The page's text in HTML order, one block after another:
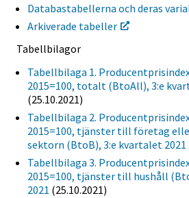
Databastabellerna och deras
Arkiverade tabeller
Tabellbilagor
Tabellbilaga 1.
2015=100, totalt (BtoAll), 3:e
(25.10.2021)
Tabellbilaga 2.
2015=100, tjänster till företag
sektorn (BtoB), 3:e kvartalet 2021
Tabellbilaga 3.
2015=100, tjänster till hushåll
2021 (25.10.2021)